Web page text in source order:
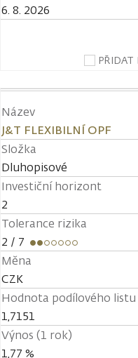
6. 8. 2026
PŘIDAT
Název
J&T FLEXIBILNÍ OPF
Složka
Dluhopisové
Investiční horizont
2
Tolerance rizika
2 / 7
Měna
CZK
Hodnota podílového listu
1,7151
Výnos (1 rok)
1,77 %